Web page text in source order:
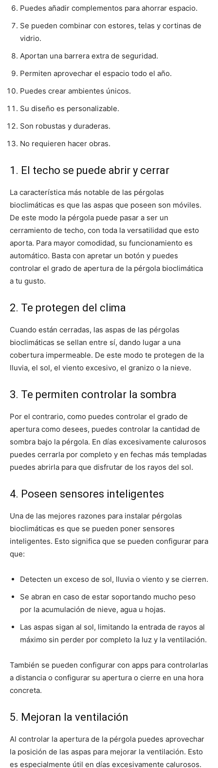
Puedes añadir complementos para ahorrar espacio.
Se pueden combinar con estores, telas y cortinas de
vidrio.
Aportan una barrera extra de seguridad.
Permiten aprovechar el espacio todo el año.
Puedes crear ambientes únicos.
Su diseño es personalizable.
Son robustas y duraderas.
No requieren hacer obras.
1. El techo se puede abrir y cerrar
La característica más notable de las pérgolas
bioclimáticas es que las aspas que poseen son móviles.
De este modo la pérgola puede pasar a ser un
cerramiento de techo, con toda la versatilidad que esto
aporta. Para mayor comodidad, su funcionamiento es
automático. Basta con apretar un botón y puedes
controlar el grado de apertura de la pérgola bioclimática
a tu gusto.
2. Te protegen del clima
Cuando están cerradas, las aspas de las pérgolas
bioclimáticas se sellan entre sí, dando lugar a una
cobertura impermeable. De este modo te protegen de la
lluvia, el sol, el viento excesivo, el granizo o la nieve.
3. Te permiten controlar la sombra
Por el contrario, como puedes controlar el grado de
apertura como desees, puedes controlar la cantidad de
sombra bajo la pérgola. En días excesivamente calurosos
puedes cerrarla por completo y en fechas más templadas
puedes abrirla para que disfrutar de los rayos del sol.
4. Poseen sensores inteligentes
Una de las mejores razones para instalar pérgolas
bioclimáticas es que se pueden poner sensores
inteligentes. Esto significa que se pueden configurar para
que:
Detecten un exceso de sol, lluvia o viento y se cierren.
Se abran en caso de estar soportando mucho peso
por la acumulación de nieve, agua u hojas.
Las aspas sigan al sol, limitando la entrada de rayos al
máximo sin perder por completo la luz y la ventilación.
También se pueden configurar con apps para controlarlas
a distancia o configurar su apertura o cierre en una hora
concreta.
5. Mejoran la ventilación
Al controlar la apertura de la pérgola puedes aprovechar
la posición de las aspas para mejorar la ventilación. Esto
es especialmente útil en días excesivamente calurosos.